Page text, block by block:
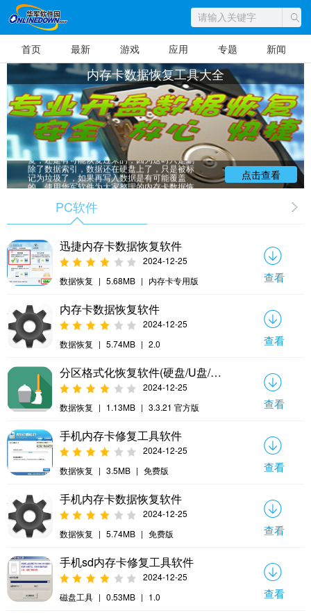
首页 最新 游戏 应用 专题 新闻
内存卡数据恢复工具大全
很多朋友都有误删数据的情况发生，如果
是重要的资料就麻烦了，其实这时立即进行恢
复，还是有可能恢复过来的，因为这时只是删
除了数据索引，数据还在硬盘上了，只是被标
记为垃圾了，如果再写入数据是有可能覆盖
的。使用华军软件为大家整理的内存卡数据恢
盘、内存卡、磁盘、SD卡等，最重要的是要及
时恢复，如果已经写入大量数据被覆盖就很难
点击查看
PC软件
迅捷内存卡数据恢复软件
2024-12-25
数据恢复 | 5.68MB | 内存卡专用版 查看
内存卡数据恢复软件
2024-12-25
数据恢复 | 5.74MB | 2.0 查看
分区格式化恢复软件(硬盘/U盘/内存卡/移动硬盘)
2024-12-25
数据恢复 | 1.13MB | 3.3.21 官方版 查看
手机内存卡修复工具软件
2024-12-25
数据恢复 | 3.5MB | 免费版 查看
手机内存卡数据恢复软件
2024-12-25
数据恢复 | 5.74MB | 免费版 查看
手机sd内存卡修复工具软件
2024-12-25
磁盘工具 | 0.53MB | 1.0 查看